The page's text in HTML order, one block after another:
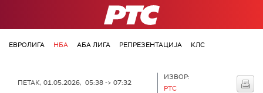
РТС
ЕВРОЛИГА НБА АБА ЛИГА РЕПРЕЗЕНТАЦИЈА КЛС
ПЕТАК, 01.05.2026, 05:38 -> 07:32
ИЗВОР:
РТС